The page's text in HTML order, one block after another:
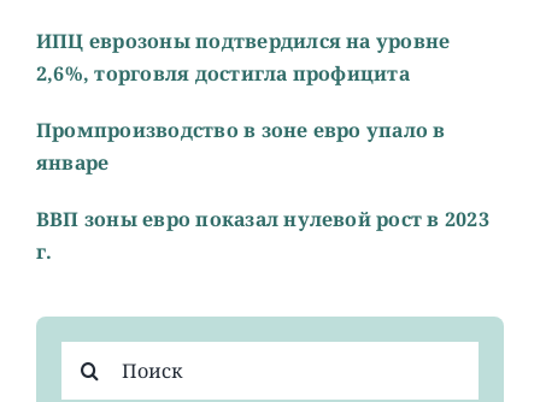
ИПЦ еврозоны подтвердился на уровне
2,6%, торговля достигла профицита
Промпроизводство в зоне евро упало в
январе
ВВП зоны евро показал нулевой рост в 2023
г.
поиска: